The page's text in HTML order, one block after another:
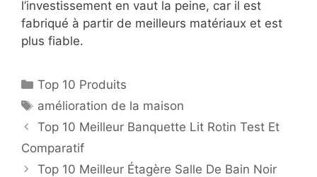
l’investissement en vaut la peine, car il est
fabriqué à partir de meilleurs matériaux et est
plus fiable.
Top 10 Produits
amélioration de la maison
Top 10 Meilleur Banquette Lit Rotin Test Et
Comparatif
Top 10 Meilleur Étagère Salle De Bain Noir